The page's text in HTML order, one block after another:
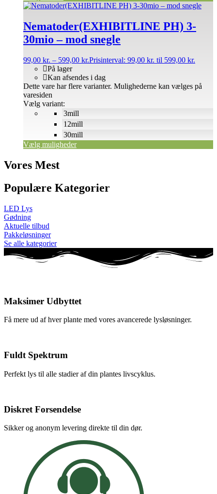
Nematoder(EXHIBITLINE PH) 3-
30mio – mod snegle
99,00 kr. – 599,00 kr.Prisinterval: 99,00 kr. til 599,00 kr.
På lager
Kan afsendes i dag
Vælg variant:
Vælg muligheder
Dette vare har flere varianter. Mulighederne kan vælges på
varesiden
3mill
12mill
30mill
Vores Mest
Populære Kategorier
LED Lys
Gødning
Aktuelle tilbud
Pakkeløsninger
Se alle kategorier
Maksimer Udbyttet
Få mere ud af hver plante med vores avancerede lysløsninger.
Fuldt Spektrum
Perfekt lys til alle stadier af din plantes livscyklus.
Diskret Forsendelse
Sikker og anonym levering direkte til din dør.